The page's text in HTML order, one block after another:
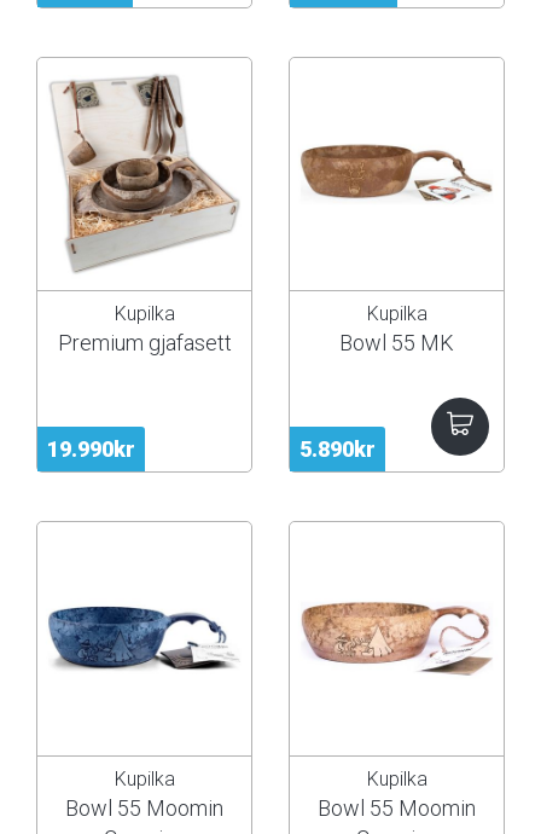
19.990kr
Kupilka
Premium gjafasett
5.890kr
Kupilka
Bowl 55 MK
Kupilka
Bowl 55 Moomin
Kupilka
Bowl 55 Moomin